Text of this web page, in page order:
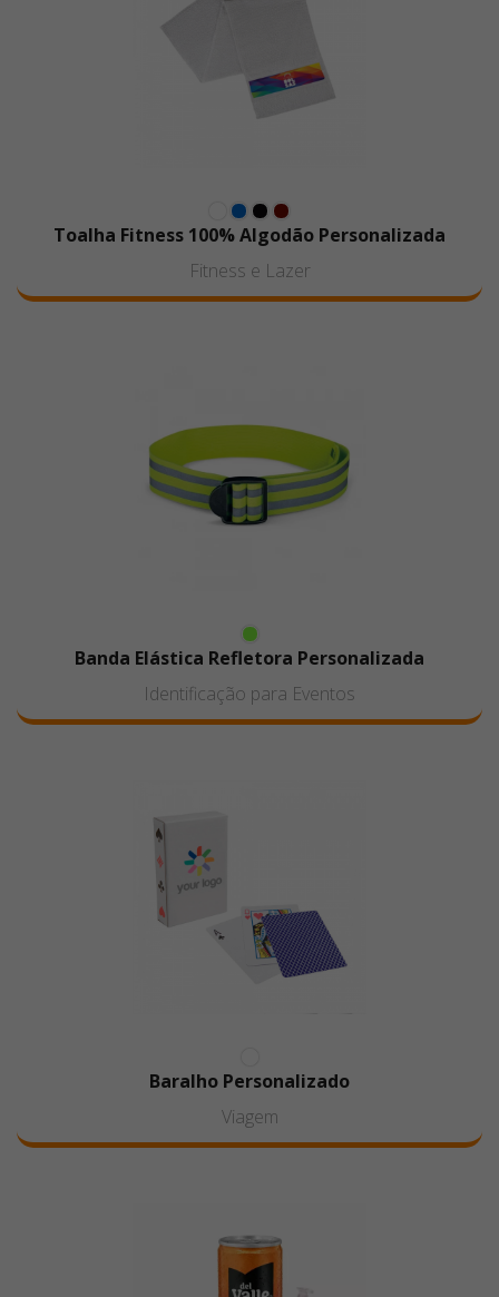
Toalha Fitness 100% Algodão Personalizada
Fitness e Lazer
Banda Elástica Refletora Personalizada
Identificação para Eventos
Baralho Personalizado
Viagem